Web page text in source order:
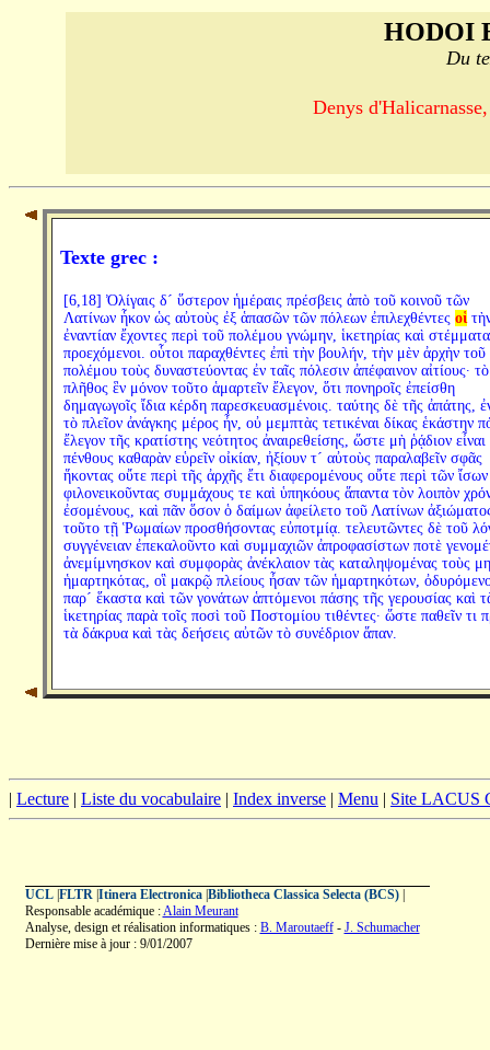
HODOI
Du
Denys
Texte grec :
[6,18] Ὀλίγαις δ´ ὕστερον ἡμέραις πρέσβεις ἀπὸ τοῦ κοινοῦ τῶν
Λατίνων ἧκον ὡς αὐτοὺς ἐξ ἁπασῶν τῶν πόλεων ἐπιλεχθέντες οἱ
ἐναντίαν ἔχοντες περὶ τοῦ πολέμου γνώμην, ἱκετηρίας καὶ στέμματα
προεχόμενοι. οὗτοι παραχθέντες ἐπὶ τὴν βουλήν, τὴν μὲν ἀρχὴν τοῦ
πολέμου τοὺς δυναστεύοντας ἐν ταῖς πόλεσιν ἀπέφαινον αἰτίους·
πλῆθος ἓν μόνον τοῦτο ἁμαρτεῖν ἔλεγον, ὅτι πονηροῖς ἐπείσθη
δημαγωγοῖς ἴδια κέρδη παρεσκευασμένοις. ταύτης δὲ τῆς ἀπάτης,
τὸ πλεῖον ἀνάγκης μέρος ἦν, οὐ μεμπτὰς τετικέναι δίκας ἑκάστην
ἔλεγον τῆς κρατίστης νεότητος ἀναιρεθείσης, ὥστε μὴ ῥᾴδιον εἶναι
πένθους καθαρὰν εὑρεῖν οἰκίαν, ἠξίουν τ´ αὐτοὺς παραλαβεῖν σφᾶς
ἥκοντας οὔτε περὶ τῆς ἀρχῆς ἔτι διαφερομένους οὔτε περὶ τῶν ἴσων
φιλονεικοῦντας συμμάχους τε καὶ ὑπηκόους ἅπαντα τὸν λοιπὸν
ἐσομένους, καὶ πᾶν ὅσον ὁ δαίμων ἀφείλετο τοῦ Λατίνων
τοῦτο τῇ Ῥωμαίων προσθήσοντας εὐποτμίᾳ. τελευτῶντες δὲ τοῦ
συγγένειαν ἐπεκαλοῦντο καὶ συμμαχιῶν ἀπροφασίστων ποτὲ
ἀνεμίμνησκον καὶ συμφορὰς ἀνέκλαιον τὰς καταληψομένας τοὺς
ἡμαρτηκότας, οἳ μακρῷ πλείους ἦσαν τῶν ἡμαρτηκότων,
παρ´ ἕκαστα καὶ τῶν γονάτων ἁπτόμενοι πάσης τῆς γερουσίας καὶ
ἱκετηρίας παρὰ τοῖς ποσὶ τοῦ Ποστομίου τιθέντες· ὥστε παθεῖν τι
τὰ δάκρυα καὶ τὰς δεήσεις αὐτῶν τὸ συνέδριον ἅπαν.
| Lecture | Liste du vocabulaire | Index inverse | Menu | Site LACUS
UCL| FLTR| Itinera Electronica| Bibliotheca Classica Selecta (BCS)|
Responsable académique :Alain Meurant
Analyse, design et réalisation informatiques : B. Maroutaeff- J. Schumacher
Dernière mise à jour : 9/01/2007